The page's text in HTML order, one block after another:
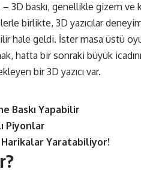
baskı, genellikle gizem ve
birlikte, 3D yazıcılar
hale geldi. İster masa üstü
hatta bir sonraki büyük
bir 3D yazıcı var.
Baskı Yapabilir
Piyonlar
Harikalar Yaratabiliyor!